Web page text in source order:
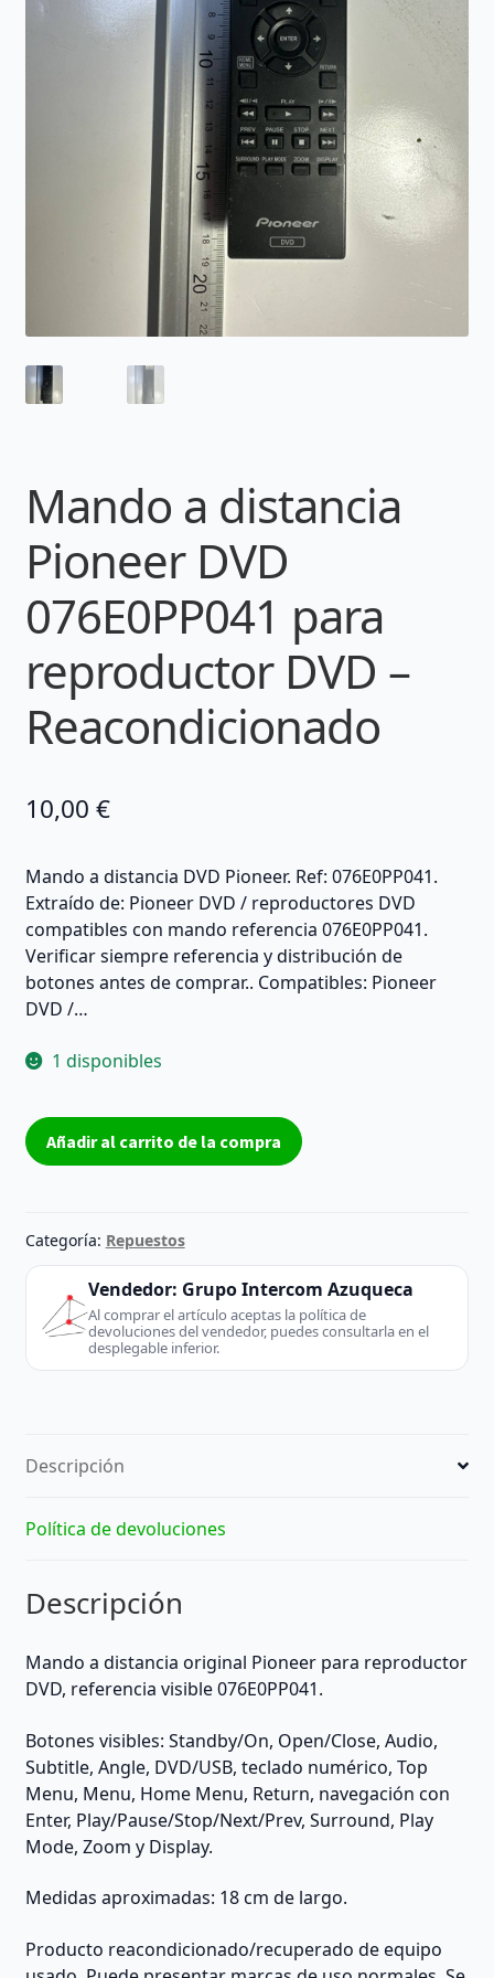
Mando a distancia
Pioneer DVD
076E0PP041 para
reproductor DVD –
Reacondicionado
10,00 €
Mando a distancia DVD Pioneer. Ref: 076E0PP041.
Extraído de: Pioneer DVD / reproductores DVD
compatibles con mando referencia 076E0PP041.
Verificar siempre referencia y distribución de
botones antes de comprar.. Compatibles: Pioneer
DVD /…
1 disponibles
Mando
a
DVD
076E0PP041
reproductor
DVD
–
Añadir al carrito de la compra
Categoría: Repuestos
Vendedor: Grupo Intercom Azuqueca
Al comprar el artículo aceptas la política de
devoluciones del vendedor, puedes consultarla en el
desplegable inferior.
Descripción
Política de devoluciones
Descripción
Mando a distancia original Pioneer para reproductor
DVD, referencia visible 076E0PP041.
Botones visibles: Standby/On, Open/Close, Audio,
Subtitle, Angle, DVD/USB, teclado numérico, Top
Menu, Menu, Home Menu, Return, navegación con
Enter, Play/Pause/Stop/Next/Prev, Surround, Play
Mode, Zoom y Display.
Medidas aproximadas: 18 cm de largo.
Producto reacondicionado/recuperado de equipo